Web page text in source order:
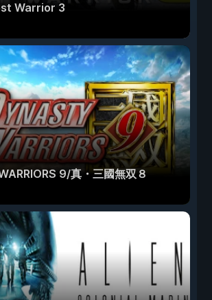
Warrior 3
9/真・三國無双８